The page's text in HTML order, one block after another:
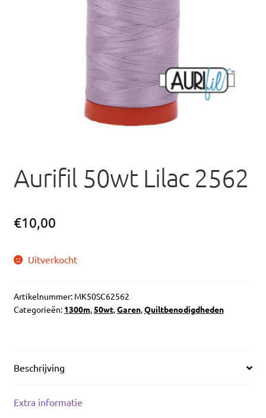
Aurifil 50wt Lilac 2562
€10,00
Uitverkocht
Artikelnummer: MK50SC62562
Categorieën: 1300m,50wt,Garen,Quiltbenodigdheden
Beschrijving
Extra informatie